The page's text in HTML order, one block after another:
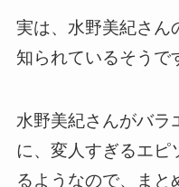
実は、水野美紀さん
知られているそうで
水野美紀さんがバラ
に、変人すぎるエピ
るようなので、まと